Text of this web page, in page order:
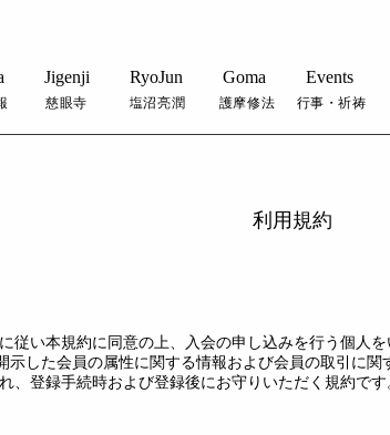
Jigenji RyoJun Goma Events
慈眼寺 塩沼亮潤 護摩修法 行事・祈祷
利用規約
従い本規約に同意の上、入会の申し込みを行う個人を
した会員の属性に関する情報および会員の取引に関
、登録手続時および登録後にお守りいただく規約です